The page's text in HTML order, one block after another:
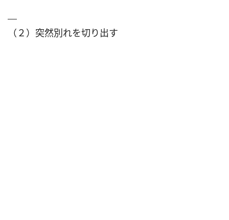
（２）突然別れを切り出す